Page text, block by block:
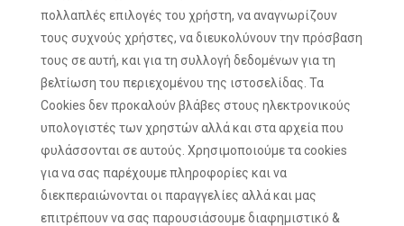
πολλαπλές επιλογές του χρήστη, να αναγνωρίζουν
τους συχνούς χρήστες, να διευκολύνουν την πρόσβαση
τους σε αυτή, και για τη συλλογή δεδομένων για τη
βελτίωση του περιεχομένου της ιστοσελίδας. Τα
Cookies δεν προκαλούν βλάβες στους ηλεκτρονικούς
υπολογιστές των χρηστών αλλά και στα αρχεία που
φυλάσσονται σε αυτούς. Χρησιμοποιούμε τα cookies
για να σας παρέχουμε πληροφορίες και να
διεκπεραιώνονται οι παραγγελίες αλλά και μας
επιτρέπουν να σας παρουσιάσουμε διαφημιστικό &